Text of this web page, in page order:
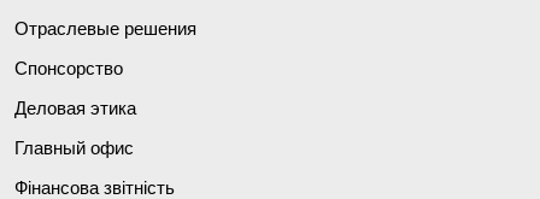
Отраслевые решения
Спонсорство
Деловая этика
Главный офис
Фінансова звітність